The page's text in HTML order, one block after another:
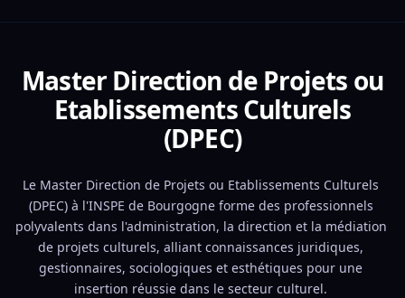
Master Direction de Projets ou
Etablissements Culturels
(DPEC)
Le Master Direction de Projets ou Etablissements Culturels
(DPEC) à l'INSPE de Bourgogne forme des professionnels
polyvalents dans l'administration, la direction et la médiation
de projets culturels, alliant connaissances juridiques,
gestionnaires, sociologiques et esthétiques pour une
insertion réussie dans le secteur culturel.